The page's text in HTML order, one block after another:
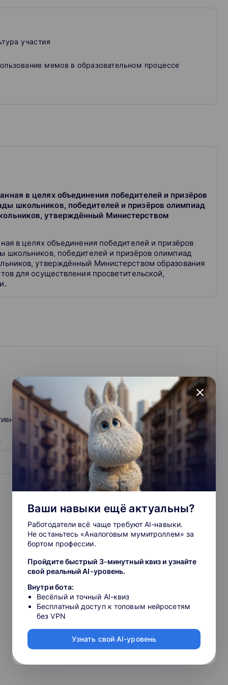
для создания мемов.
в любое удобное время, и домашних заданий,
– региональная общественная организация,
участия
мемов в образовательном процессе
в целях объединения победителей и призёров
школьников, победителей и призёров олимпиад
утверждённый Министерством
в целях объединения победителей и призёров
школьников, победителей и призёров олимпиад
утверждённый Министерством образования
для осуществления просветительской,
обучения, сотрудничаем с авторами MOOC,
в 2013 году. Сегодня среди охваченных курсами
технические и естественные науки. Онлайн-курсы,
конкурсов онлайн-курсов, а система
курсов на платформах Coursera и edX. Также Stepik
где каждый сможет изучать материал, подобранный
и олимпиад — среди мероприятий —
диктант, международная олимпиада по
мемов?
close
Ваши навыки ещё актуальны?
Работодатели всё чаще требуют AI-навыки.
Не останьтесь «Аналоговым мумитроллем» за
бортом профессии.
Пройдите быстрый 3-минутный квиз и узнайте
свой реальный AI-уровень.
Внутри бота:
Весёлый и точный AI-квиз
Бесплатный доступ к топовым нейросетям
без VPN
Узнать свой AI-уровень